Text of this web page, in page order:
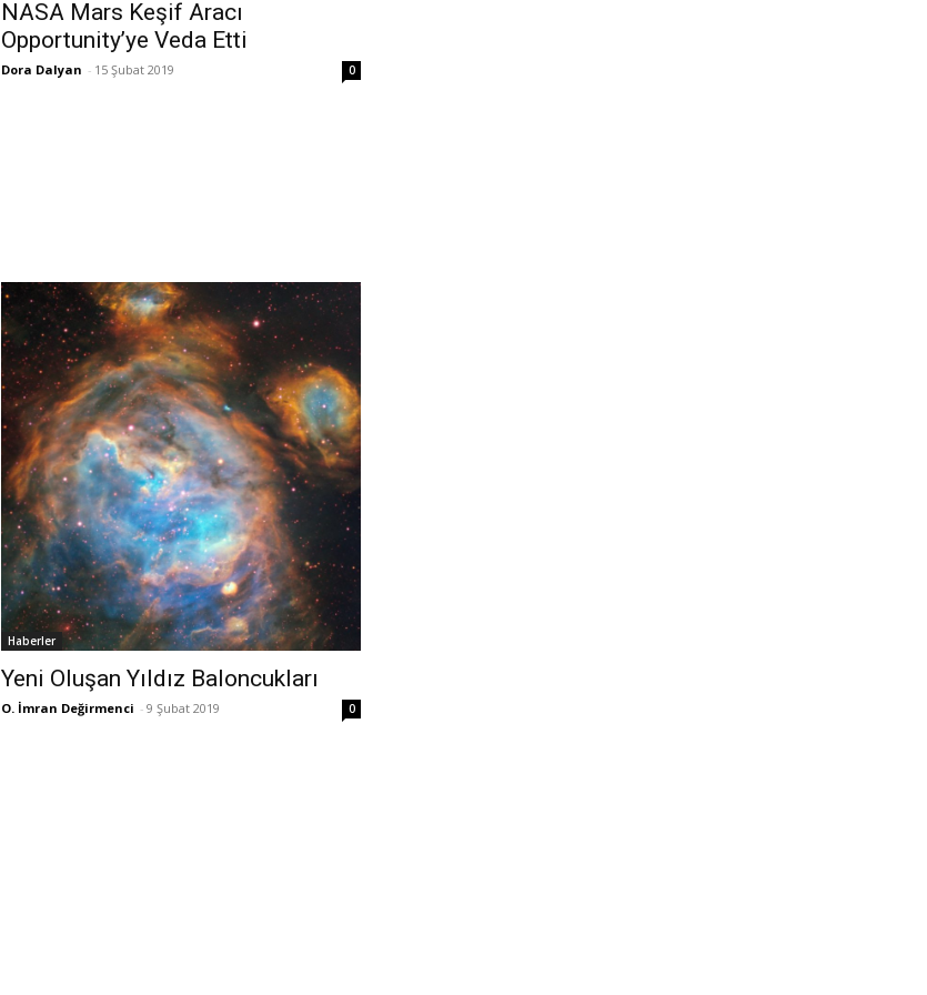
NASA Mars Keşif Aracı
Opportunity’ye Veda Etti
Dora Dalyan - 15 Şubat 2019 0
Haberler
Yeni Oluşan Yıldız Baloncukları
O. İmran Değirmenci - 9 Şubat 2019 0